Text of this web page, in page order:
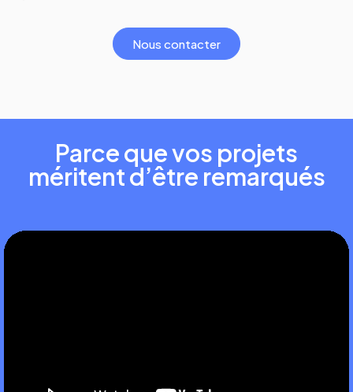
Nous contacter
Parce que vos projets
méritent d’être remarqués